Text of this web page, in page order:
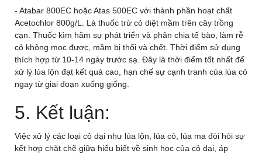
- Atabar 800EC hoặc Atas 500EC với thành phần hoạt chất
Acetochlor 800g/L. Là thuốc trừ cỏ diệt mầm trên cây trồng
cạn. Thuốc kìm hãm sự phát triển và phân chia tế bào, làm rễ
cỏ không mọc được, mầm bị thối và chết. Thời điểm sử dụng
thích hợp từ 10-14 ngày trước sạ. Đây là thời điểm tốt nhất để
xử lý lúa lộn đạt kết quả cao, hạn chế sự cạnh tranh của lúa cỏ
ngay từ giai đoạn xuống giống.
5. Kết luận:
Việc xử lý các loại cỏ dại như lúa lộn, lúa cỏ, lúa ma đòi hỏi sự
kết hợp chặt chẽ giữa hiểu biết về sinh học của cỏ dại, áp